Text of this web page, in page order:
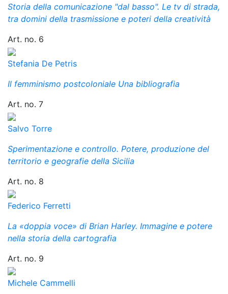
Storia della comunicazione "dal basso". Le tv di strada,
tra domini della trasmissione e poteri della creatività
Art. no. 6
Stefania De Petris
Il femminismo postcoloniale Una bibliografia
Art. no. 7
Salvo Torre
Sperimentazione e controllo. Potere, produzione del
territorio e geografie della Sicilia
Art. no. 8
Federico Ferretti
La «doppia voce» di Brian Harley. Immagine e potere
nella storia della cartografia
Art. no. 9
Michele Cammelli